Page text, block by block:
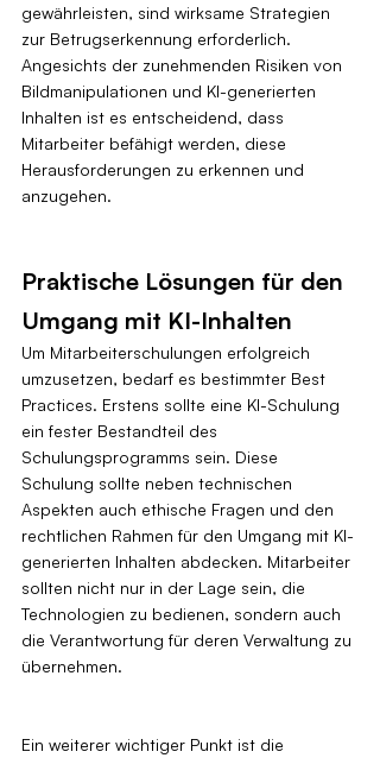
gewährleisten, sind wirksame Strategien
zur Betrugserkennung erforderlich.
Angesichts der zunehmenden Risiken von
Bildmanipulationen und KI-generierten
Inhalten ist es entscheidend, dass
Mitarbeiter befähigt werden, diese
Herausforderungen zu erkennen und
anzugehen.
Praktische Lösungen für den
Umgang mit KI-Inhalten
Um Mitarbeiterschulungen erfolgreich
umzusetzen, bedarf es bestimmter Best
Practices. Erstens sollte eine KI-Schulung
ein fester Bestandteil des
Schulungsprogramms sein. Diese
Schulung sollte neben technischen
Aspekten auch ethische Fragen und den
rechtlichen Rahmen für den Umgang mit KI-
generierten Inhalten abdecken. Mitarbeiter
sollten nicht nur in der Lage sein, die
Technologien zu bedienen, sondern auch
die Verantwortung für deren Verwaltung zu
übernehmen.
Ein weiterer wichtiger Punkt ist die